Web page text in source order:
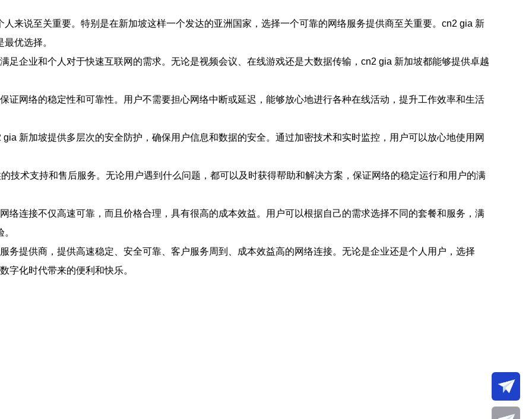
来说至关重要。特别是在新加坡这样一个发达的亚洲国家，选择一个可靠的网络服务提供商至关重要。cn2 gia 新
优选择。
足企业和个人对于快速互联网的需求。无论是视频会议、在线游戏还是大数据传输，cn2 gia 新加坡都能够提供卓越
证网络的稳定性和可靠性。用户不需要担心网络中断或延迟，能够放心地进行各种在线活动，提升工作效率和生活
新加坡提供多层次的安全防护，确保用户信息和数据的安全。通过加密技术和实时监控，用户可以放心地使用网
技术支持和售后服务。无论用户遇到什么问题，都可以及时获得帮助和解决方案，保证网络的稳定运行和用户的满
络连接不仅高速可靠，而且价格合理，具有很高的成本效益。用户可以根据自己的需求选择不同的套餐和服务，满
务提供商，提供高速稳定、安全可靠、客户服务周到、成本效益高的网络连接。无论是企业还是个人用户，选择
字化时代带来的便利和快乐。